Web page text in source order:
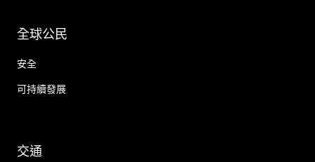
全球公民
安全
可持續發展
交通